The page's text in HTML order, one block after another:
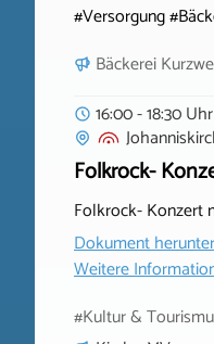
#Versorgung
Bäckerei
16:00 - 18:30 Uhr
Folkrock-
Folkrock- Konzert
Dokument
Weitere
#Kultur &